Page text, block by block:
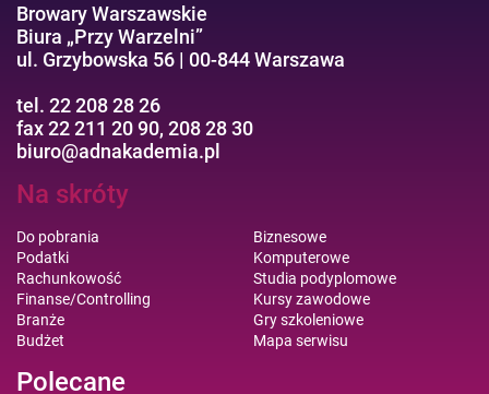
Browary Warszawskie
Biura „Przy Warzelni”
ul. Grzybowska 56 | 00-844 Warszawa
tel. 22 208 28 26
fax 22 211 20 90, 208 28 30
biuro@adnakademia.pl
Na skróty
Do pobrania
Podatki
Rachunkowość
Finanse/Controlling
Branże
Budżet
Biznesowe
Komputerowe
Studia podyplomowe
Kursy zawodowe
Gry szkoleniowe
Mapa serwisu
Polecane